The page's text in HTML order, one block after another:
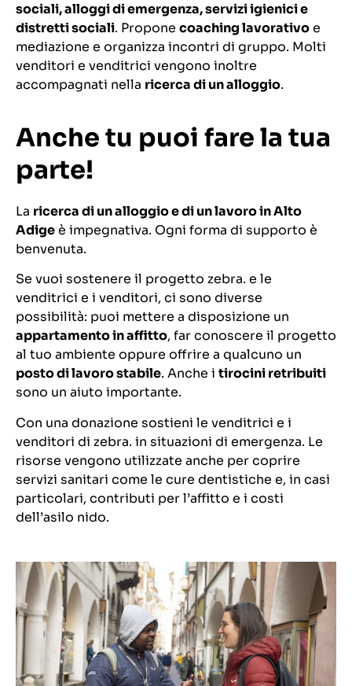
sociali, alloggi di emergenza, servizi igienici e
distretti sociali. Propone coaching lavorativoe
mediazione e organizza incontri di gruppo. Molti
venditori e venditrici vengono inoltre
accompagnati nella ricerca di un alloggio.
Anche tu puoi fare la tua
parte!
La ricerca di un alloggio e di un lavoro in Alto
Adigeè impegnativa. Ogni forma di supporto è
benvenuta.
Se vuoi sostenere il progetto zebra. e le
venditrici e i venditori, ci sono diverse
possibilità: puoi mettere a disposizione un
appartamento in affitto, far conoscere il progetto
al tuo ambiente oppure offrire a qualcuno un
posto di lavoro stabile. Anche i tirocini retribuiti
sono un aiuto importante.
Con una donazione sostieni le venditrici e i
venditori di zebra. in situazioni di emergenza. Le
risorse vengono utilizzate anche per coprire
servizi sanitari come le cure dentistiche e, in casi
particolari, contributi per l’affitto e i costi
dell’asilo nido.